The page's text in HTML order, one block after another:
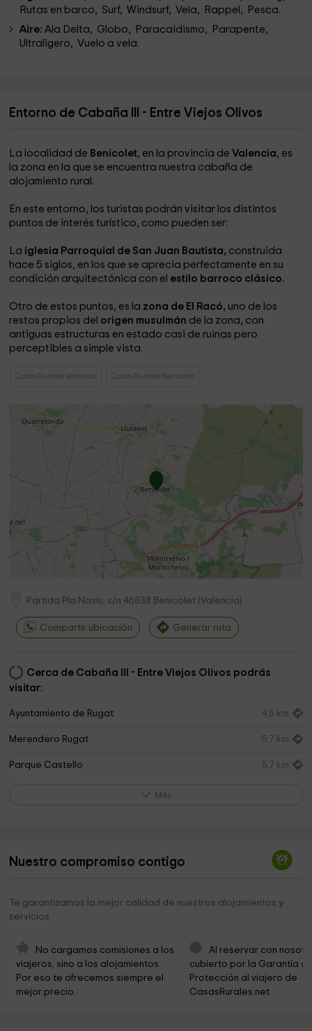
Rutas en barco, Surf, Windsurf, Vela, Rappel, Pesca.
Aire:Ala Delta, Globo, Paracaidismo, Parapente,
Ultraligero, Vuelo a vela.
Entorno de Cabaña III - Entre Viejos Olivos
La localidad de Benicolet, en la provincia deValencia, es
la zona en la que se encuentra nuestra cabaña de
alojamiento rural.
En este entorno, los turistas podrán visitar los distintos
puntos de interés turístico, como pueden ser:
La iglesia Parroquial de San Juan Bautista, construida
hace 5 siglos, en los que se aprecia perfectamente en su
condición arquitectónica con el estilo barroco clásico.
Otro de estos puntos, es la zona de El Racó, uno de los
restos propios del origen musulmán de la zona, con
antiguas estructuras en estado casi de ruinas pero
perceptibles a simple vista.
Casas Rurales Valencia Casas Rurales Benicolet
Partida Pla Nasiu, s/n 46838 Benicolet (Valencia)
Compartir ubicación Generar ruta
Cerca de Cabaña III - Entre Viejos Olivos podrás
visitar:
Ayuntamiento de Rugat 4,5 km
Merendero Rugat 5,7 km
Parque Castello 5,7 km
Ayuntamiento de Castelló de Rugat
SALEM Park 7,6 km
Castillo De Lorxa
Ayuntamiento de Salem
Parròquia Sant Miquel Arcàngel
Museo de Energias Renovables 8,0 km
Más
Nuestro compromiso contigo
Te garantizamos la mejor calidad de nuestros alojamientos y
servicios
No cargamos comisiones a los
viajeros, sino a los alojamientos.
Por eso te ofrecemos siempre el
mejor precio.
Al reservar con
cubierto por la Garantía
Protección al viajero de
CasasRurales.net